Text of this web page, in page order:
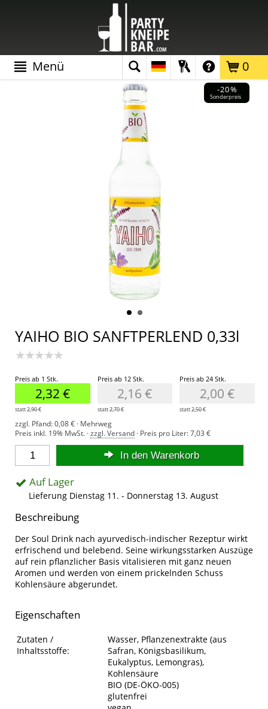
0
Menü
-20%
Sonderpreis
YAIHO BIO SANFTPERLEND 0,33l
★★★★★
Preis ab 1 Stk.
2,32 €
statt2,90 €
Preis ab 12 Stk.
2,16 €
statt2,70 €
Preis ab 24 Stk.
2,00 €
statt2,50 €
zzgl. Pfand: 0,08 € · Mehrweg
Preis inkl. 19% MwSt. ·zzgl. Versand · Preis pro Liter:7,03 €
In den Warenkorb
Auf Lager
Lieferung Dienstag 11. - Donnerstag 13. August
Beschreibung
Der Soul Drink nach ayurvedisch-indischer Rezeptur wirkt
erfrischend und belebend. Seine wirkungsstarken Auszüge
auf rein pflanzlicher Basis vitalisieren mit ganz neuen
Aromen und werden von einem prickelnden Schuss
Kohlensäure abgerundet.
Eigenschaften
Eigenschaften des Produkts
Eigenschaft
Zutaten /
Inhaltsstoffe:
Wasser, Pflanzenextrakte (aus
Safran, Königsbasilikum,
Eukalyptus, Lemongras),
Kohlensäure
BIO (DE-ÖKO-005)
glutenfrei